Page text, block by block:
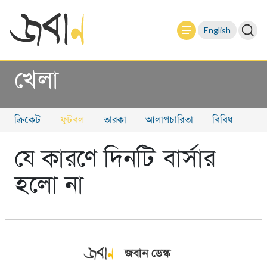
English
খেলা
ক্রিকেট ফুটবল তারকা আলাপচারিতা বিবিধ
যে কারণে দিনটি বার্সার
হলো না
জবান ডেস্ক